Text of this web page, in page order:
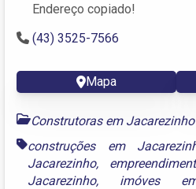
Endereço copiado!
(43) 3525-7566
Mapa
Construtoras em Jacarezinho
construções em
Jacarezinho,
Jacarezinho, imóves